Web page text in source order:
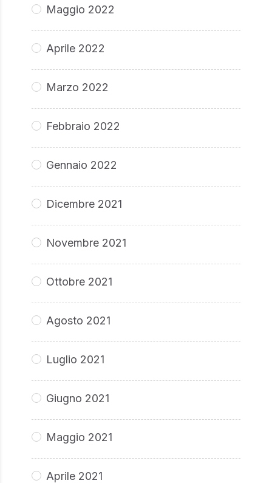
Maggio 2022
Aprile 2022
Marzo 2022
Febbraio 2022
Gennaio 2022
Dicembre 2021
Novembre 2021
Ottobre 2021
Agosto 2021
Luglio 2021
Giugno 2021
Maggio 2021
Aprile 2021